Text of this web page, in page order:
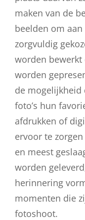
maken van de
beelden om
zorgvuldig
worden
worden
de mogelijkheid
foto’s hun
afdrukken of
ervoor te
en meest
worden
herinnering
momenten die
fotoshoot.